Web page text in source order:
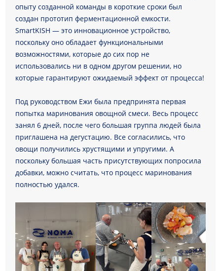
опыту созданной команды в короткие сроки был
создан прототип ферментационной емкости.
SmartKISH — это инновационное устройство,
поскольку оно обладает функциональными
возможностями, которые до сих пор не
использовались ни в одном другом решении, но
которые гарантируют ожидаемый эффект от процесса!
Под руководством Ежи была предпринята первая
попытка маринования овощной смеси. Весь процесс
занял 6 дней, после чего большая группа людей была
приглашена на дегустацию. Все согласились, что
овощи получились хрустящими и упругими. А
поскольку большая часть присутствующих попросила
добавки, можно считать, что процесс маринования
полностью удался.